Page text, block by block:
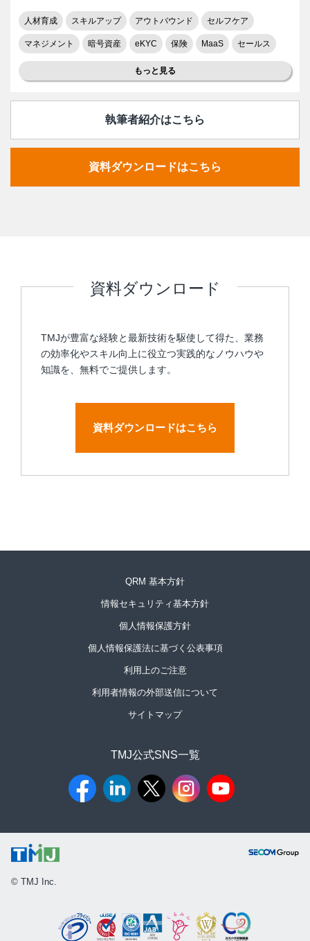
人材育成 スキルアップ アウトバウンド セルフケア
マネジメント 暗号資産 eKYC 保険 MaaS セールス
もっと見る
執筆者紹介はこちら
資料ダウンロードはこちら
資料ダウンロード
TMJが豊富な経験と最新技術を駆使して得た、業務
の効率化やスキル向上に役立つ実践的なノウハウや
知識を、無料でご提供します。
資料ダウンロードはこちら
QRM 基本方針
情報セキュリティ基本方針
個人情報保護方針
個人情報保護法に基づく公表事項
利用上のご注意
利用者情報の外部送信について
サイトマップ
TMJ公式SNS一覧​
© TMJ Inc.